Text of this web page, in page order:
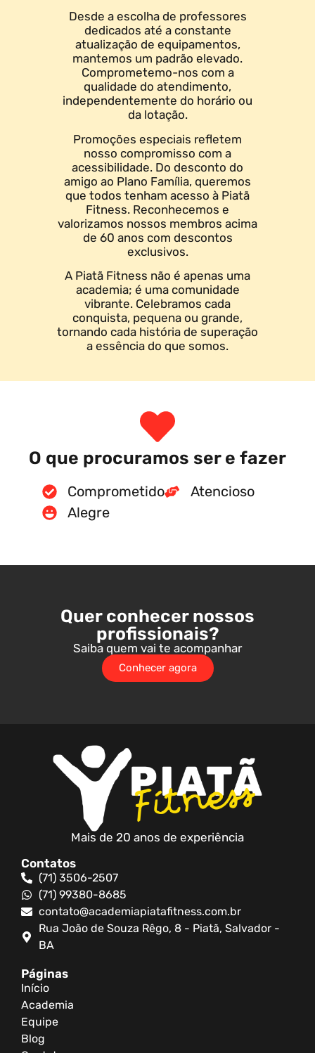
Desde a escolha de professores
dedicados até a constante
atualização de equipamentos,
mantemos um padrão elevado.
Comprometemo-nos com a
qualidade do atendimento,
independentemente do horário ou
da lotação.
Promoções especiais refletem
nosso compromisso com a
acessibilidade. Do desconto do
amigo ao Plano Família, queremos
que todos tenham acesso à Piatã
Fitness. Reconhecemos e
valorizamos nossos membros acima
de 60 anos com descontos
exclusivos.
A Piatã Fitness não é apenas uma
academia; é uma comunidade
vibrante. Celebramos cada
conquista, pequena ou grande,
tornando cada história de superação
a essência do que somos.
O que procuramos ser e fazer
Comprometido
Atencioso
Alegre
Quer conhecer nossos
profissionais?
Saiba quem vai te acompanhar
Conhecer agora
Mais de 20 anos de experiência
Contatos
(71) 3506-2507
(71) 99380-8685
contato@academiapiatafitness.com.br
Rua João de Souza Rêgo, 8 - Piatã, Salvador -
BA
Páginas
Início
Academia
Equipe
Blog